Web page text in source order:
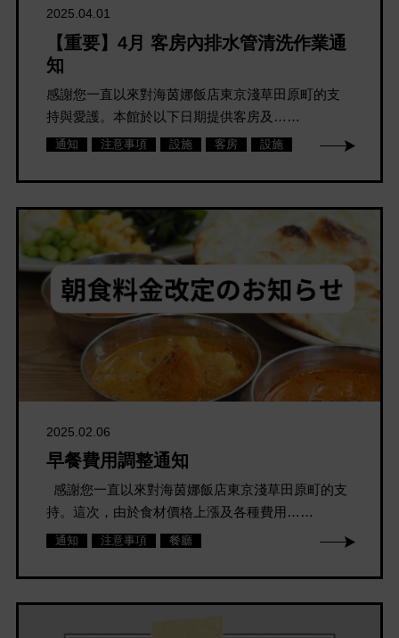
2025.04.01
【重要】4月 客房內排水管清洗作業通
知
感謝您一直以來對海茵娜飯店東京淺草田原町的支
持與愛護。本館於以下日期提供客房及……
通知 注意事項 設施 客房 設施
2025.02.06
早餐費用調整通知
感謝您一直以來對海茵娜飯店東京淺草田原町的支
持。這次，由於食材價格上漲及各種費用……
通知 注意事項 餐廳